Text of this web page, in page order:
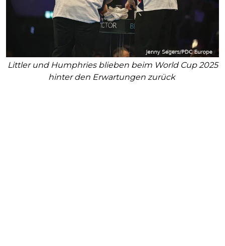
Littler und Humphries blieben beim World Cup 2025
hinter den Erwartungen zurück